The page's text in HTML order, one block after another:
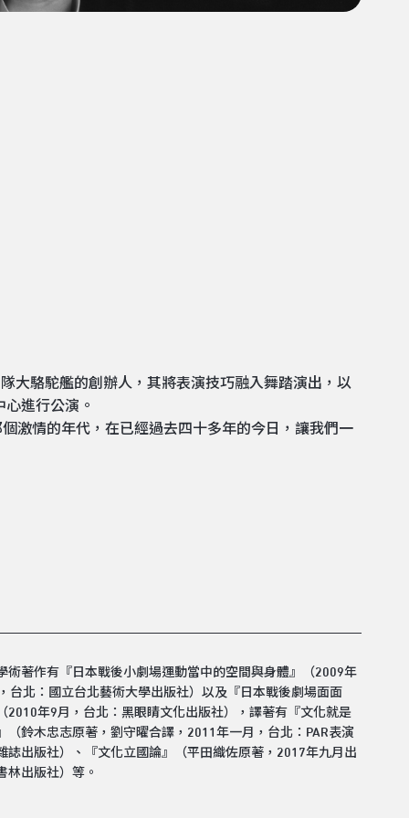
大駱駝艦的創辦人，其將表演技巧融入舞踏演出，以
進行公演。
激情的年代，在已經過去四十多年的今日，讓我們一
術著作有『日本戰後小劇場運動當中的空間與身體』（2009年
台北：國立台北藝術大學出版社）以及『日本戰後劇場面面
2010年9月，台北：黑眼睛文化出版社），譯著有『文化就是
（鈴木忠志原著，劉守曜合譯，2011年一月，台北：PAR表演
誌出版社）、『文化立國論』（平田織佐原著，2017年九月出
林出版社）等。